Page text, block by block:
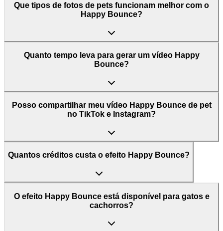
Que tipos de fotos de pets funcionam melhor com o
Happy Bounce?
Quanto tempo leva para gerar um vídeo Happy
Bounce?
Posso compartilhar meu vídeo Happy Bounce de pet
no TikTok e Instagram?
Quantos créditos custa o efeito Happy Bounce?
O efeito Happy Bounce está disponível para gatos e
cachorros?